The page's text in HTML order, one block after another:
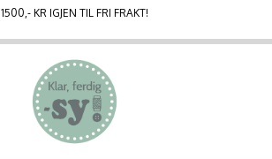
1500,- KR IGJEN TIL FRI FRAKT!